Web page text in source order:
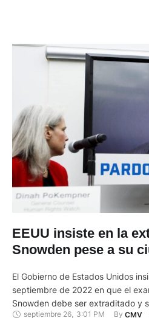
EEUU insiste en la
Snowden pese a su
El Gobierno de Estados Unidos
septiembre de 2022 en que el
Snowden debe ser extraditado y
septiembre 26, 3:01 PM By CMV